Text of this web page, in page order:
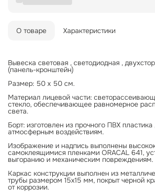
О товаре Характеристики
Вывеска световая , светодиодная ,
(панель-кронштейн)
Размер: 50 х 50 см.
Материал лицевой части:
стекло, обеспечивающее равномерное
света.
Борт: изготовлен из прочного ПВХ пластика
атмосферным воздействиям.
Изображение и надпись выполнены
самоклеящимися пленками ORACAL 641,
выгоранию и механическим повреждениям.
Каркас конструкции выполнен из
трубы размером 15x15 мм, покрыт черной
от коррозии.